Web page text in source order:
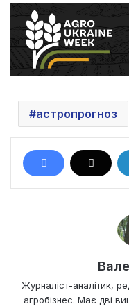
астропрогноз
Журналіст-аналітик,
агробізнес. Має дві